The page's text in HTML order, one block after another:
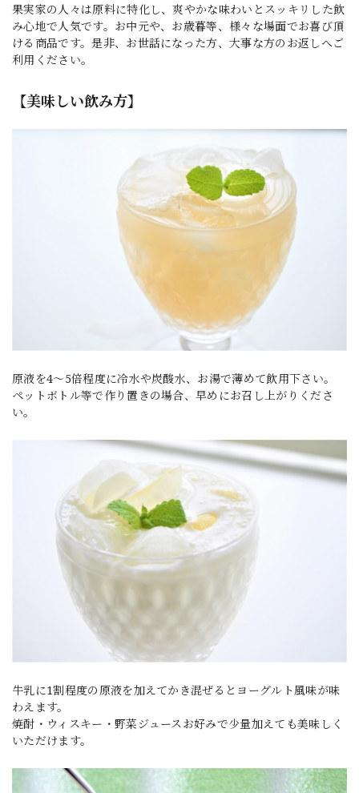
果実家の人々は原料に特化し、爽やかな味わいとスッキリした飲
み心地で人気です。お中元や、お歳暮等、様々な場面でお喜び頂
ける商品です。是非、お世話になった方、大事な方のお返しへご
利用ください。
【美味しい飲み方】
原液を4～5倍程度に冷水や炭酸水、お湯で薄めて飲用下さい。
ペットボトル等で作り置きの場合、早めにお召し上がりくださ
い。
牛乳に1割程度の原液を加えてかき混ぜるとヨーグルト風味が味
わえます。
焼酎・ウィスキー・野菜ジュースお好みで少量加えても美味しく
いただけます。